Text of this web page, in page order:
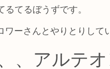
るてるぼうずです。
ワーさんとやりとりして
、アルテ